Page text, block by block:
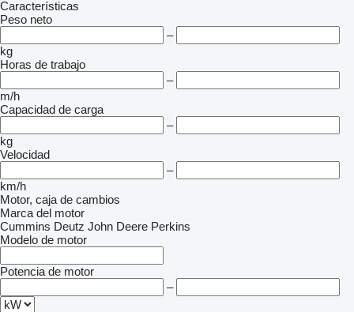
Características
Peso neto
–
kg
Horas de trabajo
–
m/h
Capacidad de carga
–
kg
Velocidad
–
km/h
Motor, caja de cambios
Marca del motor
Cummins Deutz John Deere Perkins
Modelo de motor
Potencia de motor
–